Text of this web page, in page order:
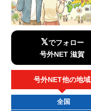
𝕏でフォロー
号外NET 滋賀
号外NET他の地域
全国